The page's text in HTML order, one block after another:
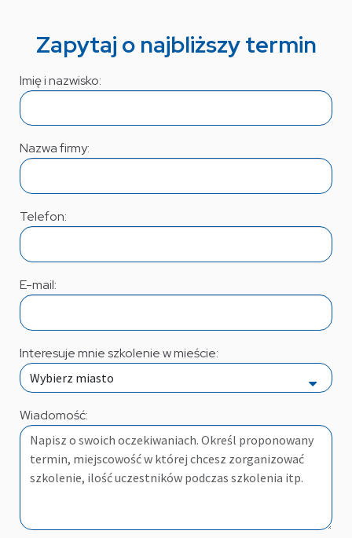
Zapytaj o najbliższy termin
Imię i nazwisko:
Nazwa firmy:
Telefon:
E-mail:
Interesuje mnie szkolenie w mieście:
Wiadomość: